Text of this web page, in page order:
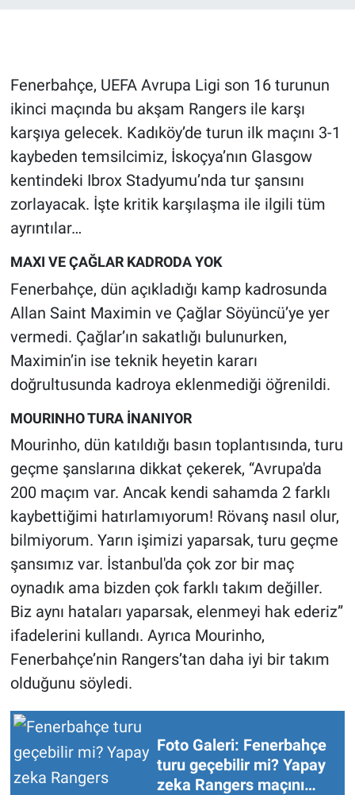
Fenerbahçe, UEFA Avrupa Ligi son 16 turunun
ikinci maçında bu akşam Rangers ile karşı
karşıya gelecek. Kadıköy’de turun ilk maçını 3-1
kaybeden temsilcimiz, İskoçya’nın Glasgow
kentindeki Ibrox Stadyumu’nda tur şansını
zorlayacak. İşte kritik karşılaşma ile ilgili tüm
ayrıntılar…
MAXI VE ÇAĞLAR KADRODA YOK
Fenerbahçe, dün açıkladığı kamp kadrosunda
Allan Saint Maximin ve Çağlar Söyüncü’ye yer
vermedi. Çağlar’ın sakatlığı bulunurken,
Maximin’in ise teknik heyetin kararı
doğrultusunda kadroya eklenmediği öğrenildi.
MOURINHO TURA İNANIYOR
Mourinho, dün katıldığı basın toplantısında, turu
geçme şanslarına dikkat çekerek, “Avrupa'da
200 maçım var. Ancak kendi sahamda 2 farklı
kaybettiğimi hatırlamıyorum! Rövanş nasıl olur,
bilmiyorum. Yarın işimizi yaparsak, turu geçme
şansımız var. İstanbul'da çok zor bir maç
oynadık ama bizden çok farklı takım değiller.
Biz aynı hataları yaparsak, elenmeyi hak ederiz”
ifadelerini kullandı. Ayrıca Mourinho,
Fenerbahçe’nin Rangers’tan daha iyi bir takım
olduğunu söyledi.
Foto Galeri: Fenerbahçe
turu geçebilir mi? Yapay
zeka Rangers maçını
Günün görüntüsü
Haber
İlan
Kimdir
Koronavirüs
Kültür Sanat
Ne demişti
Nedir
Popüler
Programlar
Sağlık
Spor
Teknoloji
Türkiye'nin Geleceği
Türkiye'nin Gündemi
Yerel Yaşam
Canlı Yayın